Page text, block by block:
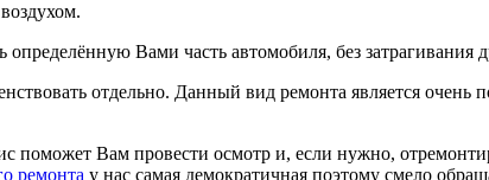
Вами часть автомобиля, без затрагивания
отдельно. Данный вид ремонта является
поможет Вам провести осмотр и, если нужно,
ремонта у нас самая демократичная поэтому смело